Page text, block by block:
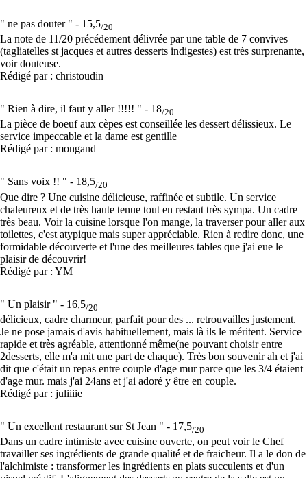
" ne pas douter " - 15,5/20
La note de 11/20 précédement délivrée par une table de 7 convives
(tagliatelles st jacques et autres desserts indigestes) est très surprenante,
voir douteuse.
Rédigé par : christoudin
" Rien à dire, il faut y aller !!!!! " - 18/20
La pièce de boeuf aux cèpes est conseillée les dessert délissieux. Le
service impeccable et la dame est gentille
Rédigé par : mongand
" Sans voix !! " - 18,5/20
Que dire ? Une cuisine délicieuse, raffinée et subtile. Un service
chaleureux et de très haute tenue tout en restant très sympa. Un cadre
très beau. Voir la cuisine lorsque l'on mange, la traverser pour aller aux
toilettes, c'est atypique mais super appréciable. Rien à redire donc, une
formidable découverte et l'une des meilleures tables que j'ai eue le
plaisir de découvrir!
Rédigé par : YM
" Un plaisir " - 16,5/20
délicieux, cadre charmeur, parfait pour des ... retrouvailles justement.
Je ne pose jamais d'avis habituellement, mais là ils le méritent. Service
rapide et très agréable, attentionné même(ne pouvant choisir entre
2desserts, elle m'a mit une part de chaque). Très bon souvenir ah et j'ai
dit que c'était un repas entre couple d'age mur parce que les 3/4 étaient
d'age mur. mais j'ai 24ans et j'ai adoré y être en couple.
Rédigé par : juliiiie
" Un excellent restaurant sur St Jean " - 17,5/20
Dans un cadre intimiste avec cuisine ouverte, on peut voir le Chef
travailler ses ingrédients de grande qualité et de fraicheur. Il a le don de
l'alchimiste : transformer les ingrédients en plats succulents et d'un